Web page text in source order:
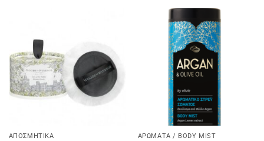
ΑΠΟΣΜΗΤΙΚΑ ΑΡΩΜΑΤΑ / BODY MIST